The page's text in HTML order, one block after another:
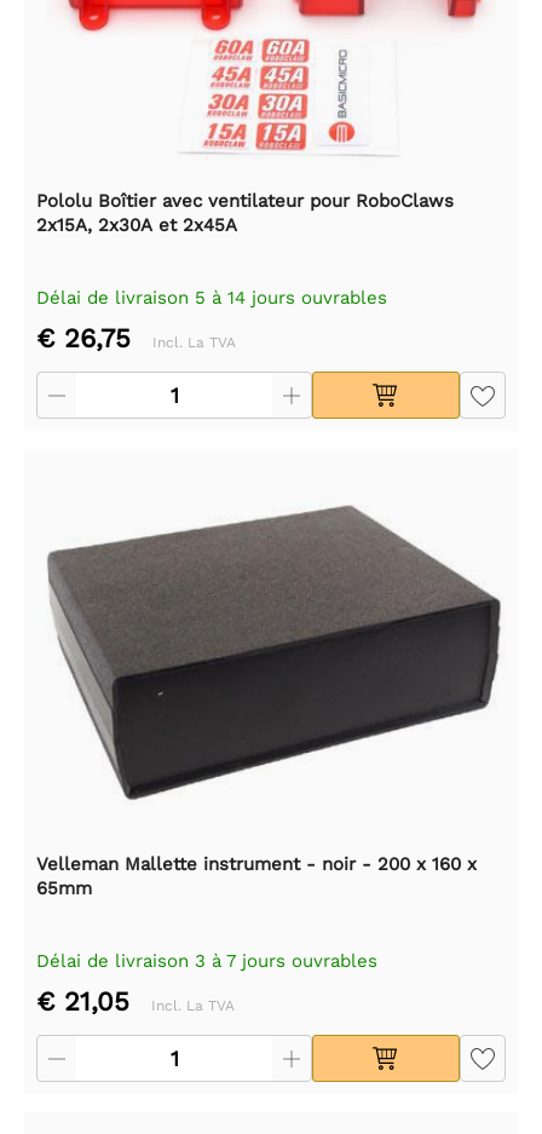
Pololu Boîtier avec ventilateur pour RoboClaws
2x15A, 2x30A et 2x45A
Délai de livraison 5 à 14 jours ouvrables
€ 26,75 Incl. La TVA
Velleman Mallette instrument - noir - 200 x 160 x
65mm
Délai de livraison 3 à 7 jours ouvrables
€ 21,05 Incl. La TVA